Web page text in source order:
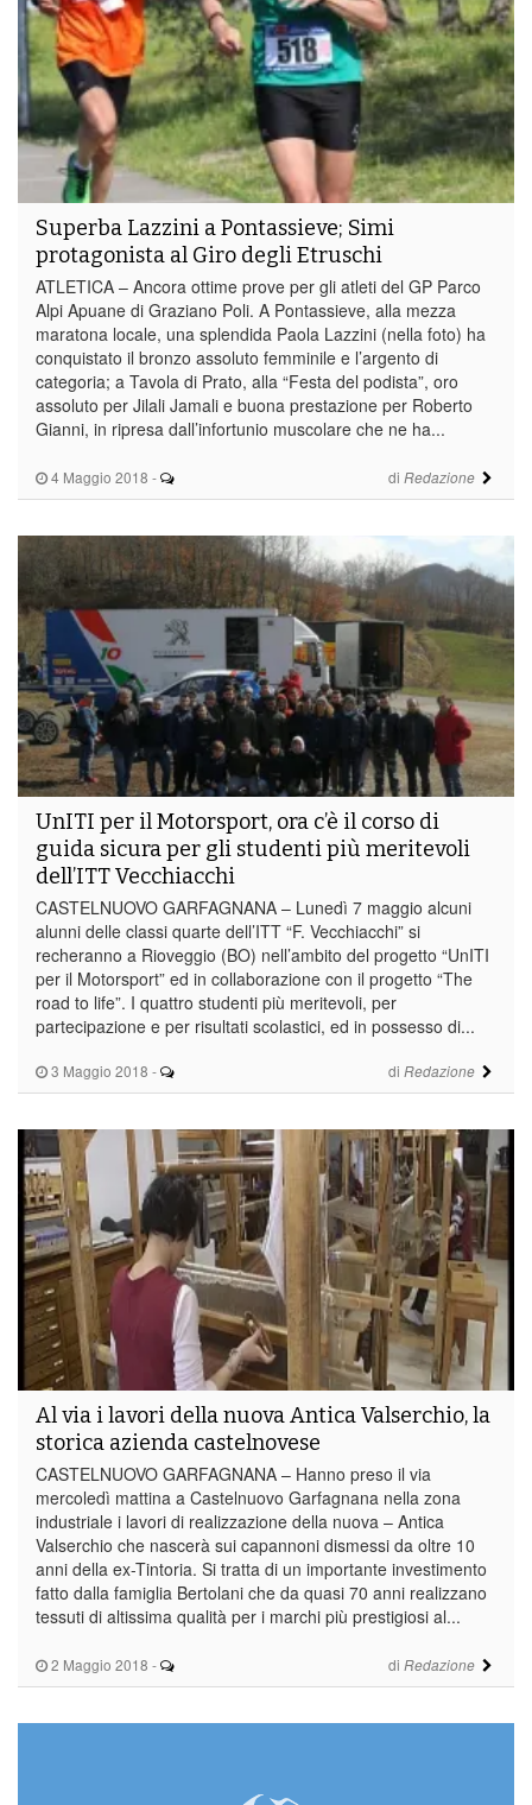
4 Maggio 2018 - di Redazione
Superba Lazzini a Pontassieve; Simi
protagonista al Giro degli Etruschi
ATLETICA – Ancora ottime prove per gli atleti del GP Parco
Alpi Apuane di Graziano Poli. A Pontassieve, alla mezza
maratona locale, una splendida Paola Lazzini (nella foto) ha
conquistato il bronzo assoluto femminile e l’argento di
categoria; a Tavola di Prato, alla “Festa del podista”, oro
assoluto per Jilali Jamali e buona prestazione per Roberto
Gianni, in ripresa dall’infortunio muscolare che ne ha...
3 Maggio 2018 - di Redazione
UnITI per il Motorsport, ora c’è il corso di
guida sicura per gli studenti più meritevoli
dell’ITT Vecchiacchi
CASTELNUOVO GARFAGNANA – Lunedì 7 maggio alcuni
alunni delle classi quarte dell’ITT “F. Vecchiacchi” si
recheranno a Rioveggio (BO) nell’ambito del progetto “UnITI
per il Motorsport” ed in collaborazione con il progetto “The
road to life”. I quattro studenti più meritevoli, per
partecipazione e per risultati scolastici, ed in possesso di...
2 Maggio 2018 - di Redazione
Al via i lavori della nuova Antica Valserchio, la
storica azienda castelnovese
CASTELNUOVO GARFAGNANA – Hanno preso il via
mercoledì mattina a Castelnuovo Garfagnana nella zona
industriale i lavori di realizzazione della nuova – Antica
Valserchio che nascerà sui capannoni dismessi da oltre 10
anni della ex-Tintoria. Si tratta di un importante investimento
fatto dalla famiglia Bertolani che da quasi 70 anni realizzano
tessuti di altissima qualità per i marchi più prestigiosi al...